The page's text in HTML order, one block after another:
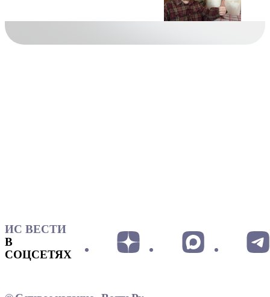
ИС ВЕСТИ
В
СОЦСЕТЯХ